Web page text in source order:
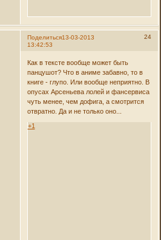
Поделиться 24
13-03-2013
13:42:53
Как в тексте вообще может быть
панцушот? Что в аниме забавно, то в
книге - глупо. Или вообще неприятно. В
опусах Арсеньева лолей и фансервиса
чуть менее, чем дофига, а смотрится
отвратно. Да и не только оно...
+1